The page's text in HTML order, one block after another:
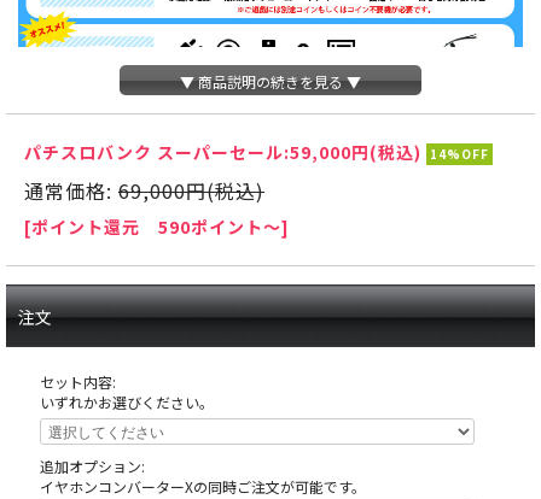
▼ 商品説明の続きを見る ▼
パチスロバンク スーパーセール:59,000円(税込) 14%OFF
通常価格: 69,000円(税込)
[ポイント還元 590ポイント～]
注文
セット内容:
いずれかお選びください。
追加オプション:
イヤホンコンバーターXの同時ご注文が可能です。